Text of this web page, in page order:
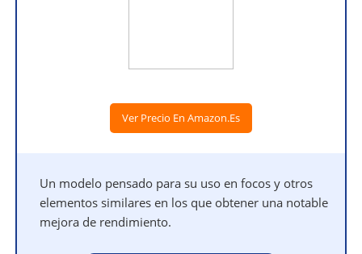
Ver Precio En Amazon.es
Un modelo pensado para su uso en focos y otros
elementos similares en los que obtener una notable
mejora de rendimiento.